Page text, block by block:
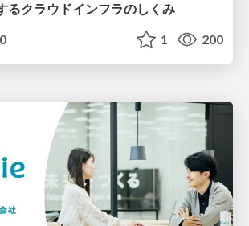
るクラウドインフラのしくみ
1 200